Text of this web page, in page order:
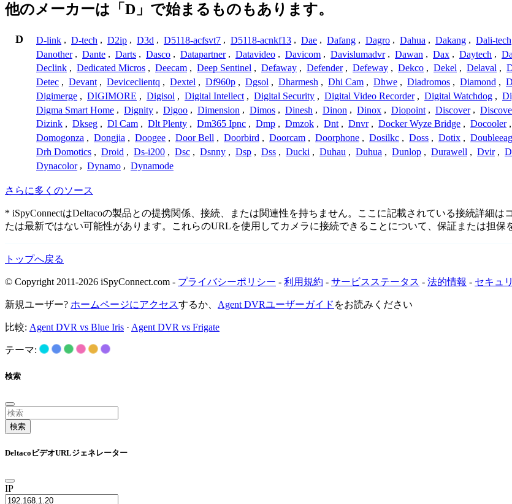
他のメーカーは「D」で始まるものもあります。
D D-link , D-tech , D2ip , D3d , D5118-acfsvt7 , D5118-acnkf13 , Dae , Dafang , Dagro , Dahua , Dakang , Dali-tech
Danother , Dante , Darts , Dasco , Datapartner , Datavideo , Davicom , Davislumadvr , Dawan , Dax , Daytech ,
Declink , Dedicated Micros , Deecam , Deep Sentinel , Defaway , Defender , Defeway , Dekco , Dekel , Delaval ,
Detec , Devant , Deviceclientq , Dextel , Df960p , Dgsol , Dharmesh , Dhi Cam , Dhwe , Diadromos , Diamond ,
Digimerge , DIGIMORE , Digisol , Digital Intellect , Digital Security , Digital Video Recorder , Digital Watchdog ,
Digma Smart Home , Dignity , Digoo , Dimension , Dimos , Dinesh , Dinon , Dinox , Diopoint , Discover ,
Dizink , Dkseg , Dl Cam , Dlt Plenty , Dm365 Ipnc , Dmp , Dmzok , Dnt , Dnvr , Docker Wyze Bridge , Docooler ,
Domogonza , Dongjia , Doogee , Door Bell , Doorbird , Doorcam , Doorphone , Dosilkc , Doss , Dotix ,
Drh Domotics , Droid , Ds-i200 , Dsc , Dsnny , Dsp , Dss , Ducki , Duhau , Duhua , Dunlop , Durawell , Dvir ,
Dynacolor , Dynamo , Dynamode
さらに多くのソース
* iSpyConnectはDeltacoの製品との提携関係、接続、または関連性を持ちません。ここに記載されている接続詳細
たは最新ではない可能性があります。これらのURLを使用してカメラに接続できることについて、保証または担保
トップへ戻る
© Copyright 2011-2026 iSpyConnect.com - プライバシーポリシー - 利用規約 - サービスステータス - 法的情報 - セキュ
新規ユーザー? ホームページにアクセスするか、 Agent DVRユーザーガイド をお読みください
比較: Agent DVR vs Blue Iris · Agent DVR vs Frigate
テーマ:
検索
検索
DeltacoビデオURLジェネレーター
IP